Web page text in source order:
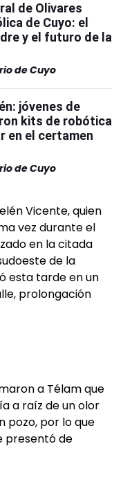
de Olivares
de Cuyo: el
y el futuro de la
de Cuyo
jóvenes de
kits de robótica
en el certamen
de Cuyo
Vicente, quien
vez durante el
en la citada
de la
esta tarde en un
prolongación
a Télam que
a raíz de un olor
pozo, por lo que
presentó de